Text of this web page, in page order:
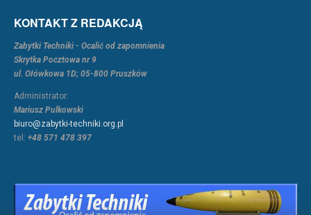
KONTAKT Z REDAKCJĄ
Zabytki Techniki - Ocalić od zapomnienia
Skrytka Pocztowa nr 9
ul. Ołówkowa 1D; 05-800 Pruszków
Administrator:
Mariusz Pulkowski
biuro@zabytki-techniki.org.pl
tel: +48 571 478 397